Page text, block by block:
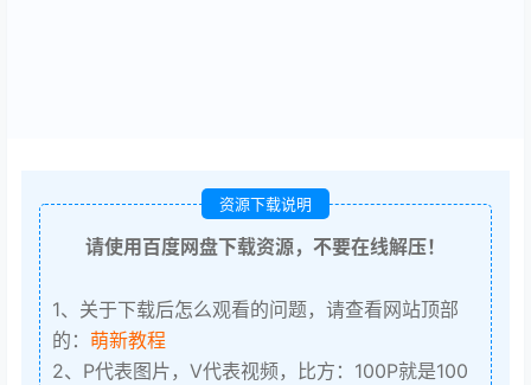
资源下载说明
请使用百度网盘下载资源，不要在线解压！
1、关于下载后怎么观看的问题，请查看网站顶部
的： 萌新教程
2、P代表图片，V代表视频，比方：100P就是100